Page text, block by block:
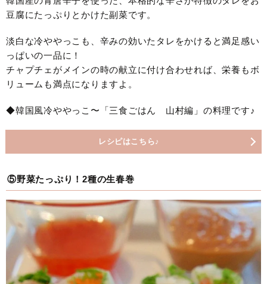
豆腐にたっぷりとかけた副菜です。
淡白な冷ややっこも、辛みの効いたタレをかけると満足感い
っぱいの一品に！
チャプチェがメインの時の献立に付け合わせれば、栄養もボ
リュームも満点になりますよ。
◆韓国風冷ややっこ〜「三食ごはん 山村編」の料理です♪
レシピはこちら♪
⑤野菜たっぷり！2種の生春巻